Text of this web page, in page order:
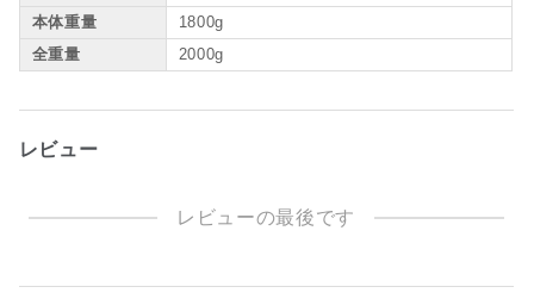
本体重量
1800g
全重量
2000g
レビュー
レビューの最後です